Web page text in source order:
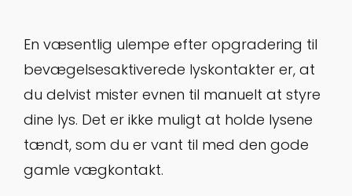
En væsentlig ulempe efter opgradering til
bevægelsesaktiverede lyskontakter er, at
du delvist mister evnen til manuelt at styre
dine lys. Det er ikke muligt at holde lysene
tændt, som du er vant til med den gode
gamle vægkontakt.